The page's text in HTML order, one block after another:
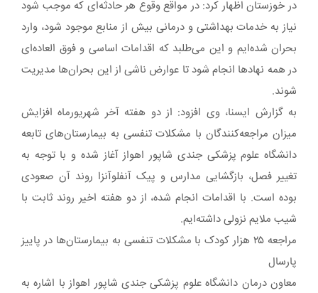
در خوزستان اظهار کرد: در مواقع وقوع هر حادثه‌ای که موجب شود
نیاز به خدمات بهداشتی و درمانی بیش از منابع موجود شود، وارد
بحران شده‌ایم و این می‌طلبد که اقدامات اساسی و فوق العاده‌ای
در همه نهادها انجام شود تا عوارض ناشی از این بحران‌ها مدیریت
شوند.
به گزارش ایسنا، وی افزود: از دو هفته آخر شهریورماه افزایش
میزان مراجعه‌کنندگان با مشکلات تنفسی به بیمارستان‌های تابعه
دانشگاه علوم پزشکی جندی شاپور اهواز آغاز شده و با توجه به
تغییر فصل، بازگشایی مدارس و پیک آنفلوآنزا روند آن صعودی
بوده است. با اقدامات انجام شده، از دو هفته اخیر روند ثابت با
شیب ملایم نزولی داشته‌ایم.
مراجعه ۲۵ هزار کودک با مشکلات تنفسی به بیمارستان‌ها در پاییز
پارسال
معاون درمان دانشگاه علوم پزشکی جندی شاپور اهواز با اشاره به